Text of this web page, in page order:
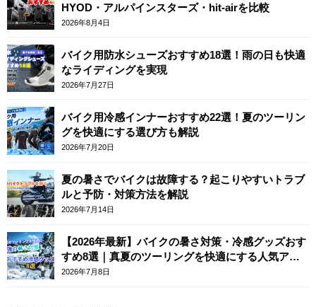
HYOD・アルパインスターズ・hit-airを比較
2026年8月4日
バイク用防水シューズおすすめ18選！雨の日も快適
なライディングを実現
2026年7月27日
バイク用冷感インナーおすすめ22選！夏のツーリン
グを快適にする選び方も解説
2026年7月20日
夏の暑さでバイクは故障する？起こりやすいトラブ
ルと予防・対策方法を解説
2026年7月14日
【2026年最新】バイクの暑さ対策・冷感グッズおす
すめ8選｜真夏のツーリングを快適にする人気アイ
テム
2026年7月8日